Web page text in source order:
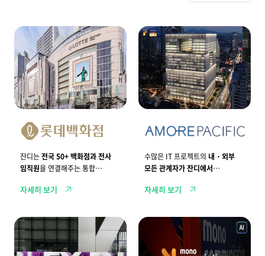
전
5
0
+
지
점
과
전
임
직
을
연
결
주
합
협
업
공
잔디는전국 50+ 백화점과 전사
임직원을 연결해주는 통합
자세히 보기
원
활
한
I
T
프
로
젝
트
을
한
실
시
협
스
템
완
성
수많은 IT 프로젝트의 내・외부
모든 관계자가 잔디에서
자세히 보기
해
외
각
국
1
0
년
차